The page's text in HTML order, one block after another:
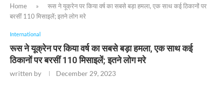
Home »
रूस ने यूक्रेन पर किया वर्ष का सबसे बड़ा हमला, एक साथ कई ठिकानों पर
बरसीं 110 मिसाइलें; इतने लोग मरे
International
रूस ने यूक्रेन पर किया वर्ष का सबसे बड़ा हमला, एक साथ कई
ठिकानों पर बरसीं 110 मिसाइलें; इतने लोग मरे
written by December 29, 2023